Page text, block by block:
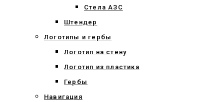
Стела АЗС
Штендер
Логотипы и гербы
Логотип на стену
Логотип из пластика
Гербы
Навигация